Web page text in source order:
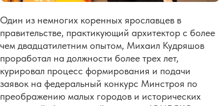
Один из немногих коренных ярославцев в
правительстве, практикующий архитектор с более
чем двадцатилетним опытом, Михаил Кудряшов
проработал на должности более трех лет,
курировал процесс формирования и подачи
заявок на федеральный конкурс Минстроя по
преображению малых городов и исторических